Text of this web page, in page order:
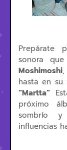
Prepárate
sonora
Moshimoshi
hasta en su
“Martta”
próximo
sombrío
influencias